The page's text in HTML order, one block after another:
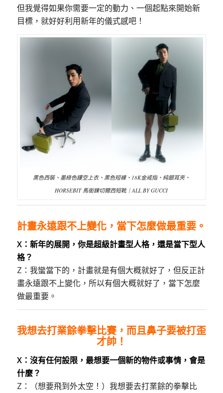
但我覺得如果你需要一定的動力、一個起點來開始新
目標，就好好利用新年的儀式感吧！
黑色西裝、墨綠色鏤空上衣、黑色短褲、18K金戒指、純銀耳夾、
HORSEBIT 馬銜鍊切爾西短靴｜ALL BY GUCCI
計畫永遠跟不上變化，當下怎麼做最重要。
X：新年的展開，你是超級計畫型人格，還是當下型人
格？
Z：我蠻當下的，計畫就是有個大概就好了，但反正計
畫永遠跟不上變化，所以有個大概就好了，當下怎麼
做最重要。
我想去打業餘拳擊比賽，而且鼻子要被打歪
才帥！
X：沒有任何設限，最想要一個新的物件或事情，會是
什麼？
Z：（想要飛到外太空！）我想要去打業餘的拳擊比